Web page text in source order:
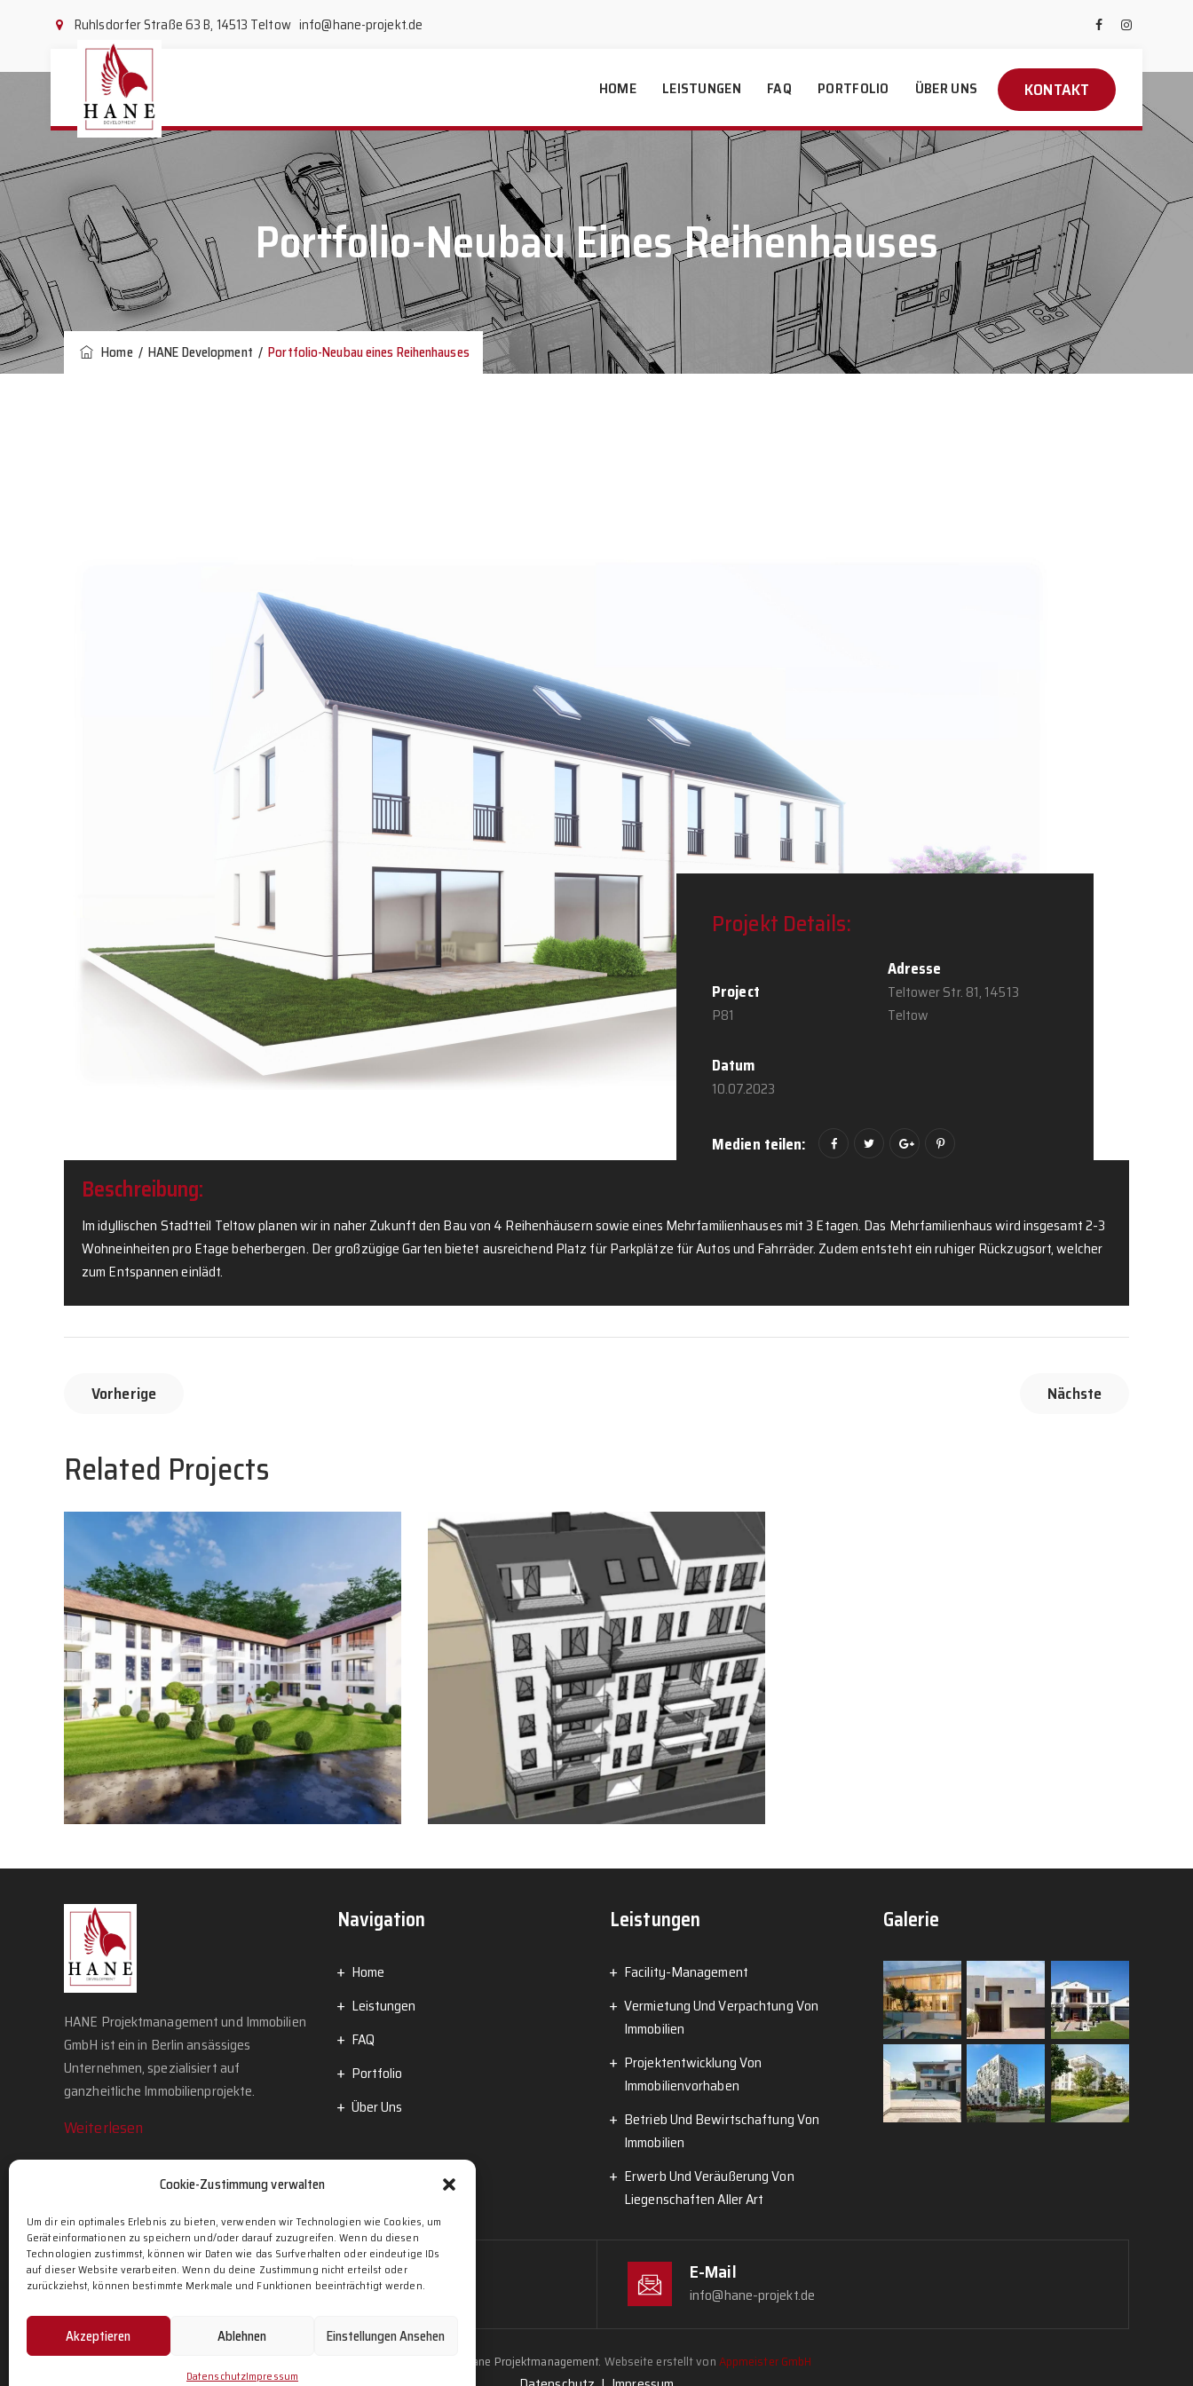
Cookie-Zustimmung verwalten
Um dir ein optimales Erlebnis zu bieten, verwenden wir Technologien wie Cookies, um
Geräteinformationen zu speichern und/oder darauf zuzugreifen. Wenn du diesen
Technologien zustimmst, können wir Daten wie das Surfverhalten oder eindeutige IDs
auf dieser Website verarbeiten. Wenn du deine Zustimmung nicht erteilst oder
zurückziehst, können bestimmte Merkmale und Funktionen beeinträchtigt werden.
Akzeptieren Ablehnen Einstellungen Ansehen
DatenschutzImpressum
Ruhlsdorfer Straße 63 B, 14513 Teltow info@hane-projekt.de
KONTAKT
HOME LEISTUNGEN FAQ PORTFOLIO ÜBER UNS
Portfolio-Neubau Eines Reihenhauses
Home/HANE Development /Portfolio-Neubau eines Reihenhauses
Projekt Details:
Project
P81
Adresse
Teltower Str. 81, 14513
Teltow
Datum
10.07.2023
Medien teilen:
Beschreibung:
Im idyllischen Stadtteil Teltow planen wir in naher Zukunft den Bau von 4 Reihenhäusern sowie eines Mehrfamilienhauses mit 3 Etagen. Das Mehrfamilienhaus wird insgesamt 2-3
Wohneinheiten pro Etage beherbergen. Der großzügige Garten bietet ausreichend Platz für Parkplätze für Autos und Fahrräder. Zudem entsteht ein ruhiger Rückzugsort, welcher
zum Entspannen einlädt.
Vorherige Nächste
Related Projects
Portfolio-Ruhlsdorfer Strasse Portfolio-Kirschbergstraße 5
HANE Projektmanagement und Immobilien
GmbH ist ein in Berlin ansässiges
Unternehmen, spezialisiert auf
ganzheitliche Immobilienprojekte.
Weiterlesen
Navigation
Home
Leistungen
FAQ
Portfolio
Über Uns
Leistungen
Facility-Management
Vermietung Und Verpachtung Von
Immobilien
Projektentwicklung Von
Immobilienvorhaben
Betrieb Und Bewirtschaftung Von
Immobilien
Erwerb Und Veräußerung Von
Liegenschaften Aller Art
Galerie
Adresse
Ruhlsdorfer Straße 63 B, 14513 Teltow
E-Mail
info@hane-projekt.de
Copyright 2026 Hane Projektmanagement. Webseite erstellt vonAppmeister GmbH